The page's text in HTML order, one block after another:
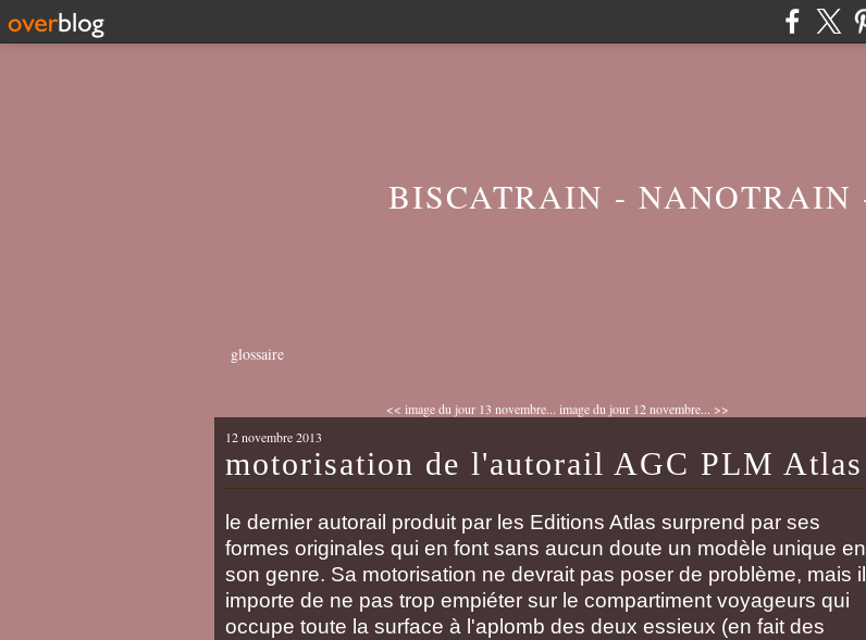
BISCATRAIN - NANOTRAIN
glossaire
<< image du jour 13 novembre... image du jour 12 novembre... >>
12 novembre 2013
motorisation de l'autorail AGC PLM Atlas
le dernier autorail produit par les Editions Atlas surprend par ses
formes originales qui en font sans aucun doute un modèle unique en
son genre. Sa motorisation ne devrait pas poser de problème, mais il
importe de ne pas trop empiéter sur le compartiment voyageurs qui
occupe toute la surface à l'aplomb des deux essieux (en fait des